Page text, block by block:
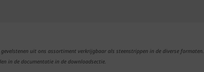
uit ons assortiment verkrijgbaar als steenstrippen in de diverse formaten.
in de documentatie in de downloadsectie.